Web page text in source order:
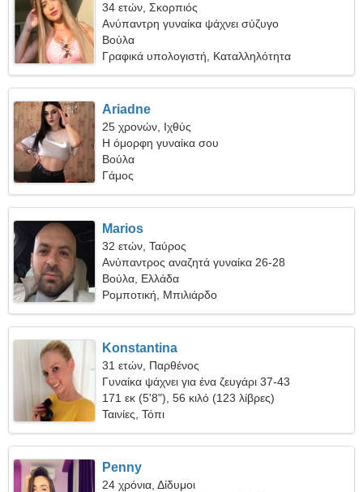
34 ετών, Σκορπιός
Ανύπαντρη γυναίκα ψάχνει σύζυγο
Βούλα
Γραφικά υπολογιστή, Καταλληλότητα
Ariadne
25 χρονών, Ιχθύς
Η όμορφη γυναίκα σου
Βούλα
Γάμος
Marios
32 ετών, Ταύρος
Ανύπαντρος αναζητά γυναίκα 26-28
Βούλα, Ελλάδα
Ρομποτική, Μπιλιάρδο
Konstantina
31 ετών, Παρθένος
Γυναίκα ψάχνει για ένα ζευγάρι 37-43
171 εκ (5'8"), 56 κιλό (123 λίβρες)
Ταινίες, Τόπι
Penny
24 χρόνια, Δίδυμοι